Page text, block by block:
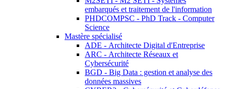
embarqués et traitement de l'information
PHDCOMPSC - PhD Track - Computer
Science
Mastère spécialisé
ADE - Architecte Digital d'Entreprise
ARC - Architecte Réseaux et
Cybersécurité
BGD - Big Data : gestion et analyse des
données massives